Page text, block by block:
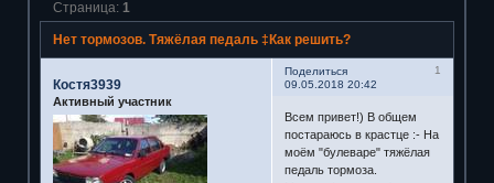
Нет тормозов. Тяжёлая педаль ‡Как решить?
Страница: 1
Поделиться
1
09.05.2018 20:42
Костя3939
Активный участник
Всем привет!) В общем
постараюсь в крастце :- На
моём "булеваре" тяжёлая
педаль тормоза.